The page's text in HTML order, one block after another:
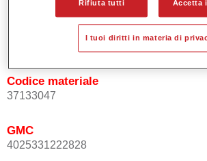
Product Variant
Codice materiale
37133047
GMC
4025331222828
Rifiuta tutti Accetta
I tuoi diritti in materia di